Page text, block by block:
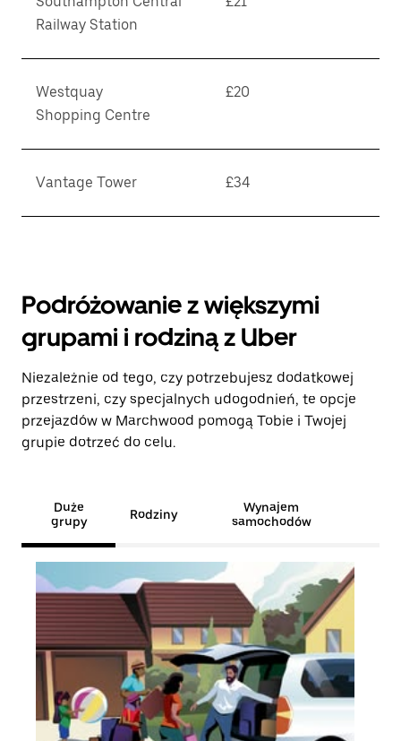
Railway Station
Westquay
Shopping Centre
£20
Vantage Tower £34
Podróżowanie z większymi
grupami i rodziną z Uber
Niezależnie od tego, czy potrzebujesz dodatkowej
przestrzeni, czy specjalnych udogodnień, te opcje
przejazdów w Marchwood pomogą Tobie i Twojej
grupie dotrzeć do celu.
Duże
grupy
Rodziny
Wynajem
samochodów